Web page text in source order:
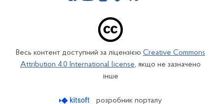
Весь контент доступний за ліцензією Creative Commons
Attribution 4.0 International license, якщо не зазначено
інше
розробник порталу